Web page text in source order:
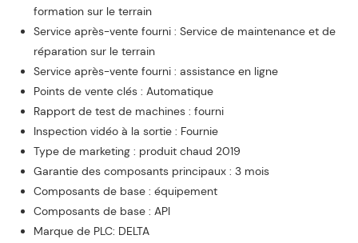
formation sur le terrain
Service après-vente fourni : Service de maintenance et de
réparation sur le terrain
Service après-vente fourni : assistance en ligne
Points de vente clés : Automatique
Rapport de test de machines : fourni
Inspection vidéo à la sortie : Fournie
Type de marketing : produit chaud 2019
Garantie des composants principaux : 3 mois
Composants de base : équipement
Composants de base : API
Marque de PLC: DELTA